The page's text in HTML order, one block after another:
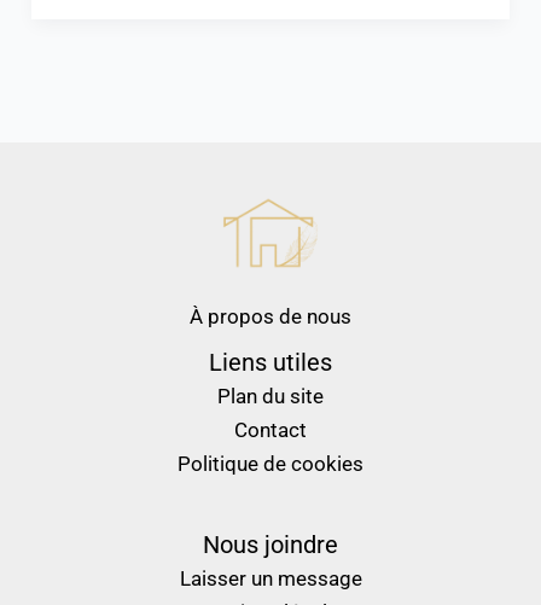
À propos de nous
Liens utiles
Plan du site
Contact
Politique de cookies
Nous joindre
Laisser un message